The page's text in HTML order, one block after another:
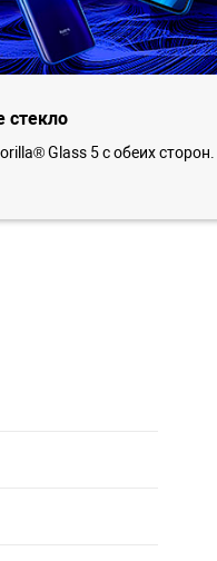
стекло
Glass 5 с обеих сторон.